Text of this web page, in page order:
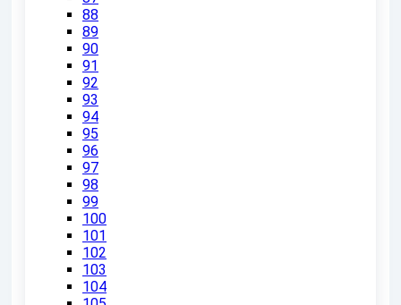
88
89
90
91
92
93
94
95
96
97
98
99
100
101
102
103
104